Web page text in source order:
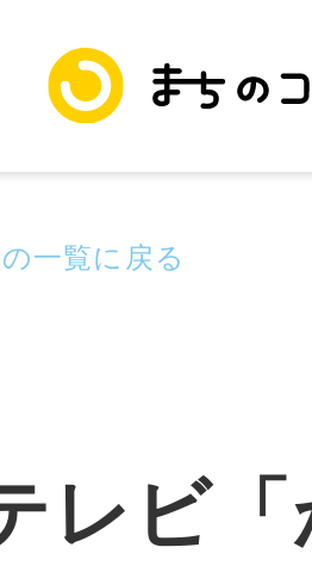
一覧に戻る
レビ
スポットに